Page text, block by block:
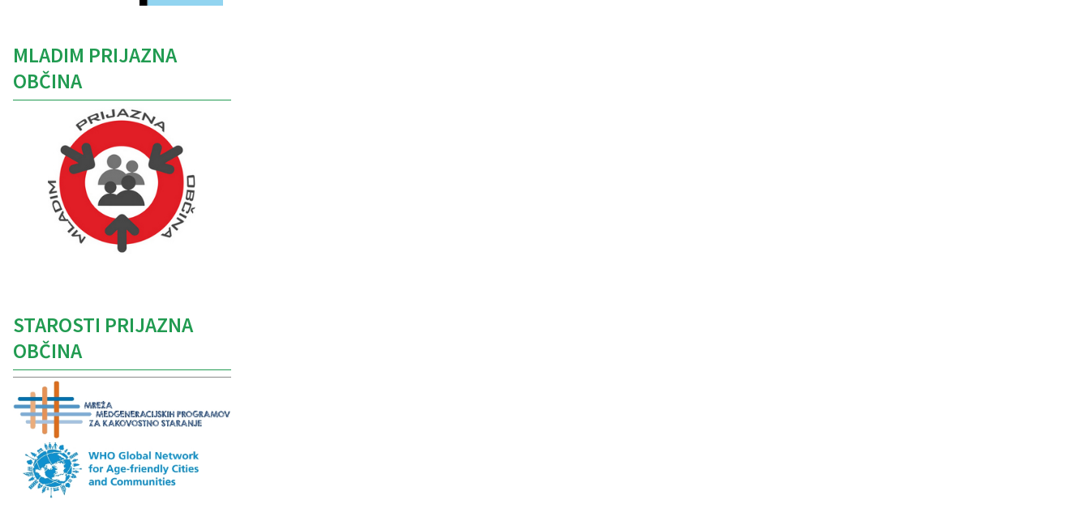
MLADIM PRIJAZNA
OBČINA
STAROSTI PRIJAZNA
OBČINA